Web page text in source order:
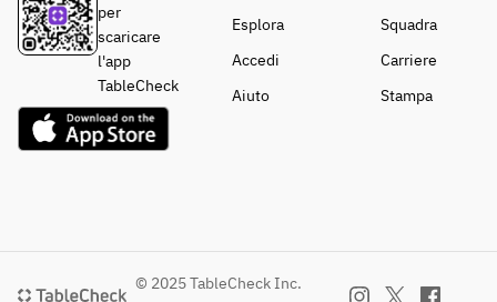
per
scaricare
l'app
TableCheck
Esplora
Accedi
Aiuto
Squadra
Carriere
Stampa
© 2025 TableCheck Inc.